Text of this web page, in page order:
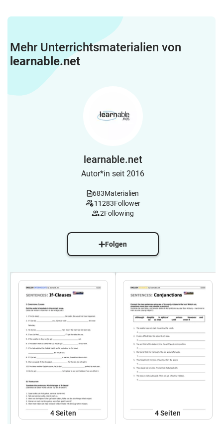
Mehr Unterrichtsmaterialien von
learnable.net
learnable.net
Autor*in seit 2016
683Materialien
11283Follower
2Following
Folgen
4Seiten 4Seiten